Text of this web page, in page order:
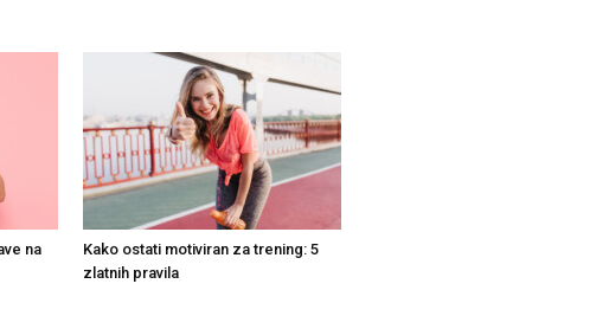
na
Kako ostati motiviran za trening: 5
zlatnih pravila